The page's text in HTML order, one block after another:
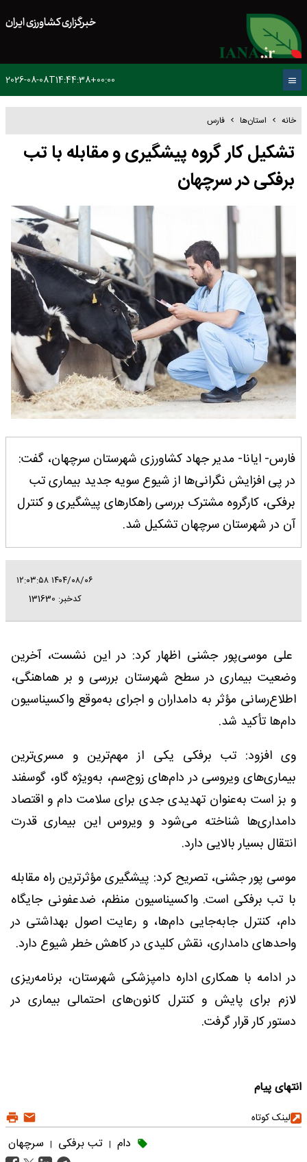
خبرگزاری کشاورزی ایران
2026-08-08T14:44:38+00:00
خانه استان‌ها فارس
تشکیل کار گروه پیشگیری و مقابله با تب
برفکی در سرچهان
فارس- ایانا- مدیر جهاد کشاورزی شهرستان سرچهان، گفت:
در پی افزایش نگرانی‌ها از شیوع سویه جدید بیماری تب
برفکی، کارگروه مشترک بررسی راهکارهای پیشگیری و کنترل
آن در شهرستان سرچهان تشکیل شد.
۱۴۰۴/۰۸/۰۶ ۱۲:۰۳:۵۸
کدخبر: 131630
علی موسی‌پور جشنی اظهار کرد: در این نشست، آخرین
وضعیت بیماری در سطح شهرستان بررسی و بر هماهنگی،
اطلاع‌رسانی مؤثر به دامداران و اجرای به‌موقع واکسیناسیون
دام‌ها تأکید شد.
وی افزود: تب برفکی یکی از مهم‌ترین و مسری‌ترین
بیماری‌های ویروسی در دام‌های زوج‌سم، به‌ویژه گاو، گوسفند
و بز است به‌عنوان تهدیدی جدی برای سلامت دام و اقتصاد
دامداری‌ها شناخته می‌شود و ویروس این بیماری قدرت
انتقال بسیار بالایی دارد.
موسی پور جشنی، تصریح کرد: پیشگیری مؤثرترین راه مقابله
با تب برفکی است. واکسیناسیون منظم، ضدعفونی جایگاه
دام، کنترل جابه‌جایی دام‌ها، و رعایت اصول بهداشتی در
واحدهای دامداری، نقش کلیدی در کاهش خطر شیوع دارد.
در ادامه با همکاری اداره دامپزشکی شهرستان، برنامه‌ریزی
لازم برای پایش و کنترل کانون‌های احتمالی بیماری در
دستور کار قرار گرفت.
انتهای پیام
لینک کوتاه
دام | تب برفکی | سرچهان